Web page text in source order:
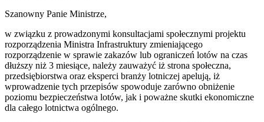
Szanowny Panie Ministrze,
w związku z prowadzonymi konsultacjami społecznymi projektu
rozporządzenia Ministra Infrastruktury zmieniającego
rozporządzenie w sprawie zakazów lub ograniczeń lotów na czas
dłuższy niż 3 miesiące, należy zauważyć iż strona społeczna,
przedsiębiorstwa oraz eksperci branży lotniczej apelują, iż
wprowadzenie tych przepisów spowoduje zarówno obniżenie
poziomu bezpieczeństwa lotów, jak i poważne skutki ekonomiczne
dla całego lotnictwa ogólnego.